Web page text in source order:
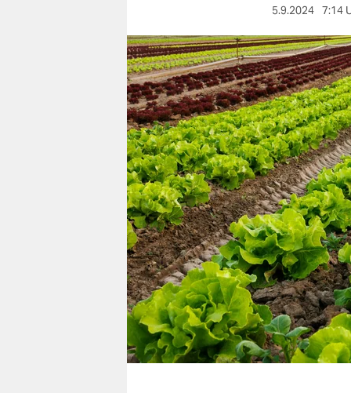
berlin
nord
wahrheit
verlag
verlag
veranstaltungen
shop
fragen & hilfe
unterstützen
abo
genossenschaft
5.9.2024 7:14